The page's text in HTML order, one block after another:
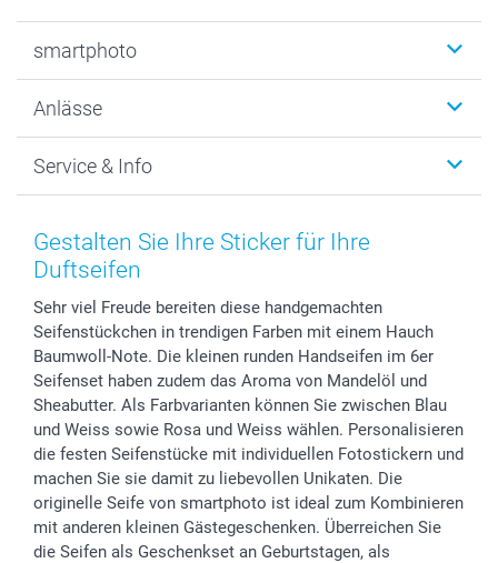
Fotogeschenke
MyNameBook
Fotoabzüge, Fotos als Buch & Poster
Zubehör & Material
Foto-Kalender & Agenden
Geschenk-Gutscheine (PDF)
smartphoto
Warum smartphoto
Datenschutz
AGB
Impressum
Partnerprogramme
Investor Relations
B2B smartbusiness
Widerrufsrecht
Anlässe
Neujahr
Muttertag
Vatertag
Hochzeit
Geburtstag
Geburt
Zu allen Anlässen
Service & Info
Preise und Versandkosten
Lieferfristen
Zahlungsmöglichkeiten
Anmelden /Registrieren
Sitemap
Status der Bestellung
smartfriends
smartgarantie
smartbonus
Gestalten Sie Ihre Sticker für Ihre
Duftseifen
Sehr viel Freude bereiten diese handgemachten
Seifenstückchen in trendigen Farben mit einem Hauch
Baumwoll-Note. Die kleinen runden Handseifen im 6er
Seifenset haben zudem das Aroma von Mandelöl und
Sheabutter. Als Farbvarianten können Sie zwischen Blau
und Weiss sowie Rosa und Weiss wählen. Personalisieren
die festen Seifenstücke mit individuellen Fotostickern und
machen Sie sie damit zu liebevollen Unikaten. Die
originelle Seife von smartphoto ist ideal zum Kombinieren
mit anderen kleinen Gästegeschenken. Überreichen Sie
die Seifen als Geschenkset an Geburtstagen, als